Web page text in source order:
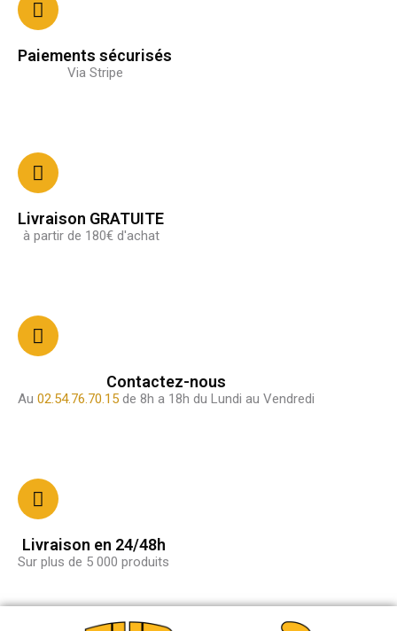
Paiements sécurisés
Via Stripe
Livraison GRATUITE
à partir de 180€ d'achat
Contactez-nous
Au 02.54.76.70.15 de 8h a 18h du Lundi au Vendredi
Livraison en 24/48h
Sur plus de 5 000 produits